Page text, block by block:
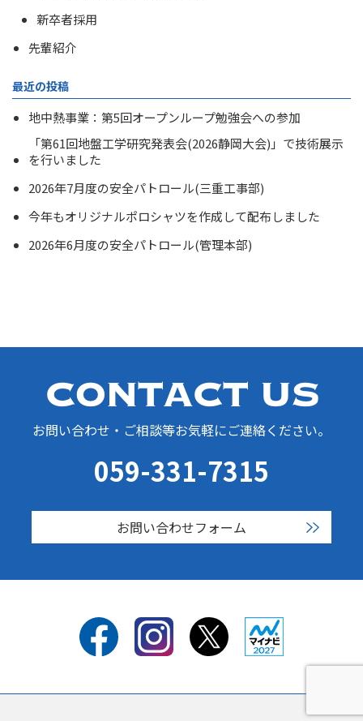
新卒者採用
先輩紹介
最近の投稿
地中熱事業：第5回オープンループ勉強会への参加
「第61回地盤工学研究発表会(2026静岡大会)」で技術展示
を行いました
2026年7月度の安全パトロール(三重工事部)
今年もオリジナルポロシャツを作成して配布しました
2026年6月度の安全パトロール(管理本部)
お問い合わせ・ご相談等お気軽にご連絡ください。
059-331-7315
お問い合わせフォーム